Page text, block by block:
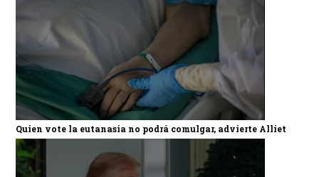
Quien vote la eutanasia no podrá comulgar, advierte Alliet